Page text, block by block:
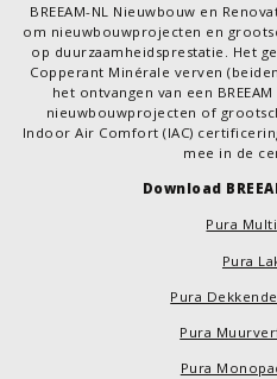
BREEAM-NL Nieuwbouw en
om nieuwbouwprojecten en
op duurzaamheidsprestatie. Het
Copperant Minérale verven
het ontvangen van een
nieuwbouwprojecten of
Indoor Air Comfort (IAC)
mee in de
Download
Pura
Pura
Pura
Pura
Pura